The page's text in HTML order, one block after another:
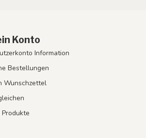
Konto
Information
Bestellungen
Wunschzettel